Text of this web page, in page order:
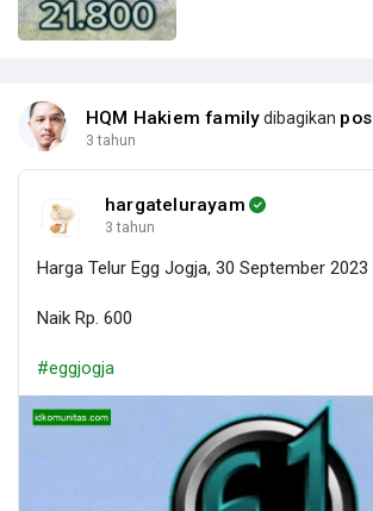
HQM Hakiem familydibagikan pos
3 tahun
hargatelurayam
3 tahun
Harga Telur Egg Jogja, 30 September 2023
Naik Rp. 600
#eggjogja